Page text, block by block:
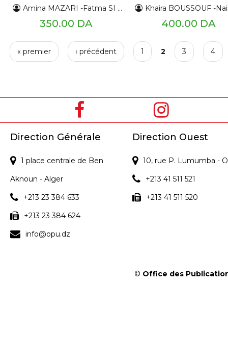
création
Amina MAZARI -Fatma SI AHMED
350.00 DA
trisomique 21
Khaira BOUSSOUF -Naima HAMMOUDI-
400.00 DA
g
« premier ‹ précédent 1 2 3 4
Direction Générale
1 place centrale de Ben
Aknoun - Alger
+213 23 384 633
+213 23 384 624
info@opu.dz
Direction Ouest
10, rue P. Lumumba -
+213 41 511 521
+213 41 511 520
© Office des